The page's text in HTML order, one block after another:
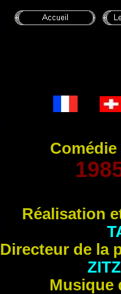
Réalisation
Directeur de la
Musique